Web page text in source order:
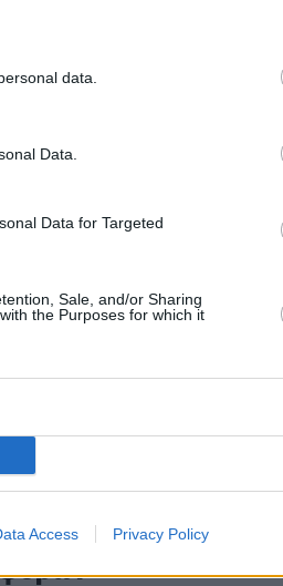
data.
Data.
Data for Targeted
Sale, and/or Sharing
the Purposes for which it
Access Privacy Policy
της, αναπτύσσεται και
αισιοδοξία». Ο
δίνει τη
ότι «η προσπάθεια θα
φόρων